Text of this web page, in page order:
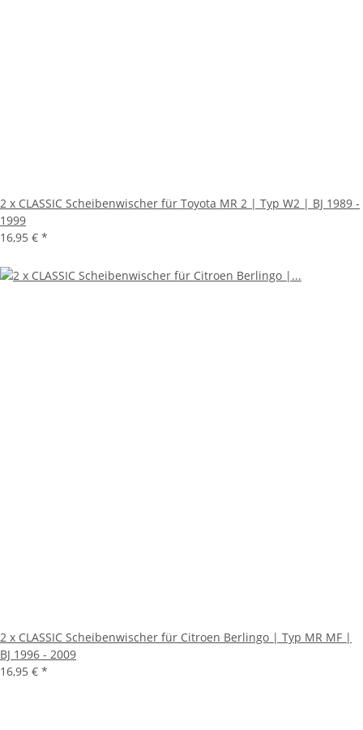
2 x CLASSIC Scheibenwischer für Toyota MR 2 | Typ W2 | BJ 1989 -
1999
16,95 € *
2 x CLASSIC Scheibenwischer für Citroen Berlingo | Typ MR MF |
BJ 1996 - 2009
16,95 € *